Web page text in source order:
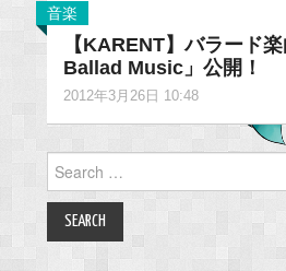
音楽
【KARENT】バラード
Ballad Music」公開！
2012年3月26日 10:48
Search
for: